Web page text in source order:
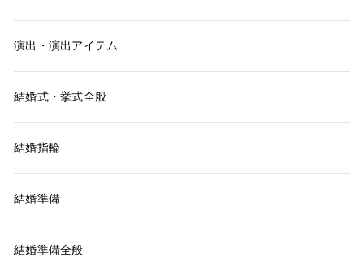
演出・演出アイテム
結婚式・挙式全般
結婚指輪
結婚準備
結婚準備全般